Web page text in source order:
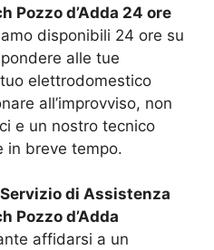
Pozzo d’Adda 24 ore
disponibili 24 ore su
alle tue
elettrodomestico
all’improvviso, non
e un nostro tecnico
in breve tempo.
di Assistenza
Pozzo d’Adda
affidarsi a un